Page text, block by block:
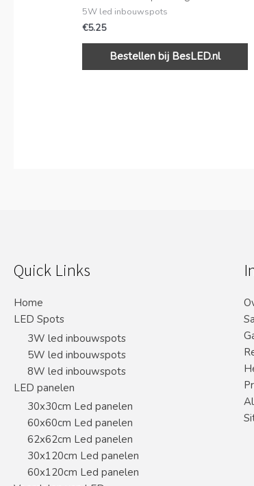
5W led inbouwspots
€5.25
Bestellen bij BesLED.nl
Quick Links
Home
LED Spots
3W led inbouwspots
5W led inbouwspots
8W led inbouwspots
LED panelen
30x30cm Led panelen
60x60cm Led panelen
62x62cm Led panelen
30x120cm Led panelen
60x120cm Led panelen